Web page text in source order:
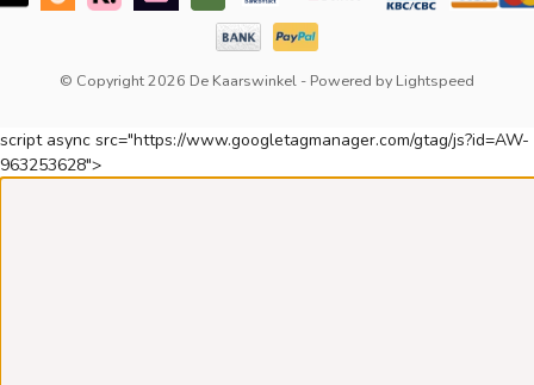
© Copyright 2026 De Kaarswinkel - Powered by Lightspeed
script async src="https://www.googletagmanager.com/gtag/js?id=AW-
963253628">